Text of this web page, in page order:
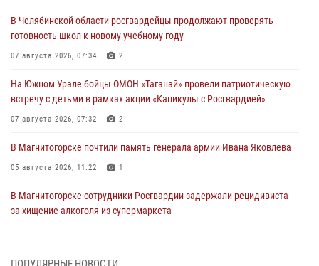
В Челябинской области росгвардейцы продолжают проверять
готовность школ к новому учебному году
07 августа 2026, 07:34 2
На Южном Урале бойцы ОМОН «Таганай» провели патриотическую
встречу с детьми в рамках акции «Каникулы с Росгвардией»
07 августа 2026, 07:32 2
В Магнитогорске почтили память генерала армии Ивана Яковлева
05 августа 2026, 11:22 1
В Магнитогорске сотрудники Росгвардии задержали рецидивиста
за хищение алкоголя из супермаркета
На Южном Урале спецназ Росгвардии провел военно-полевые